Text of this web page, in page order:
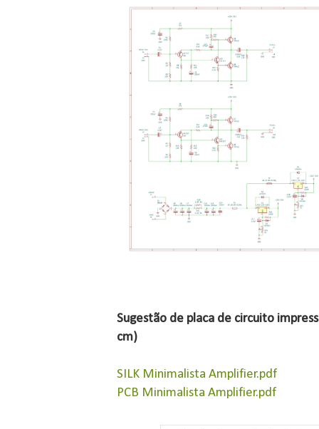
Sugestão de placa de circuito
cm)
SILK Minimalista Amplifier.pdf
PCB Minimalista Amplifier.pdf